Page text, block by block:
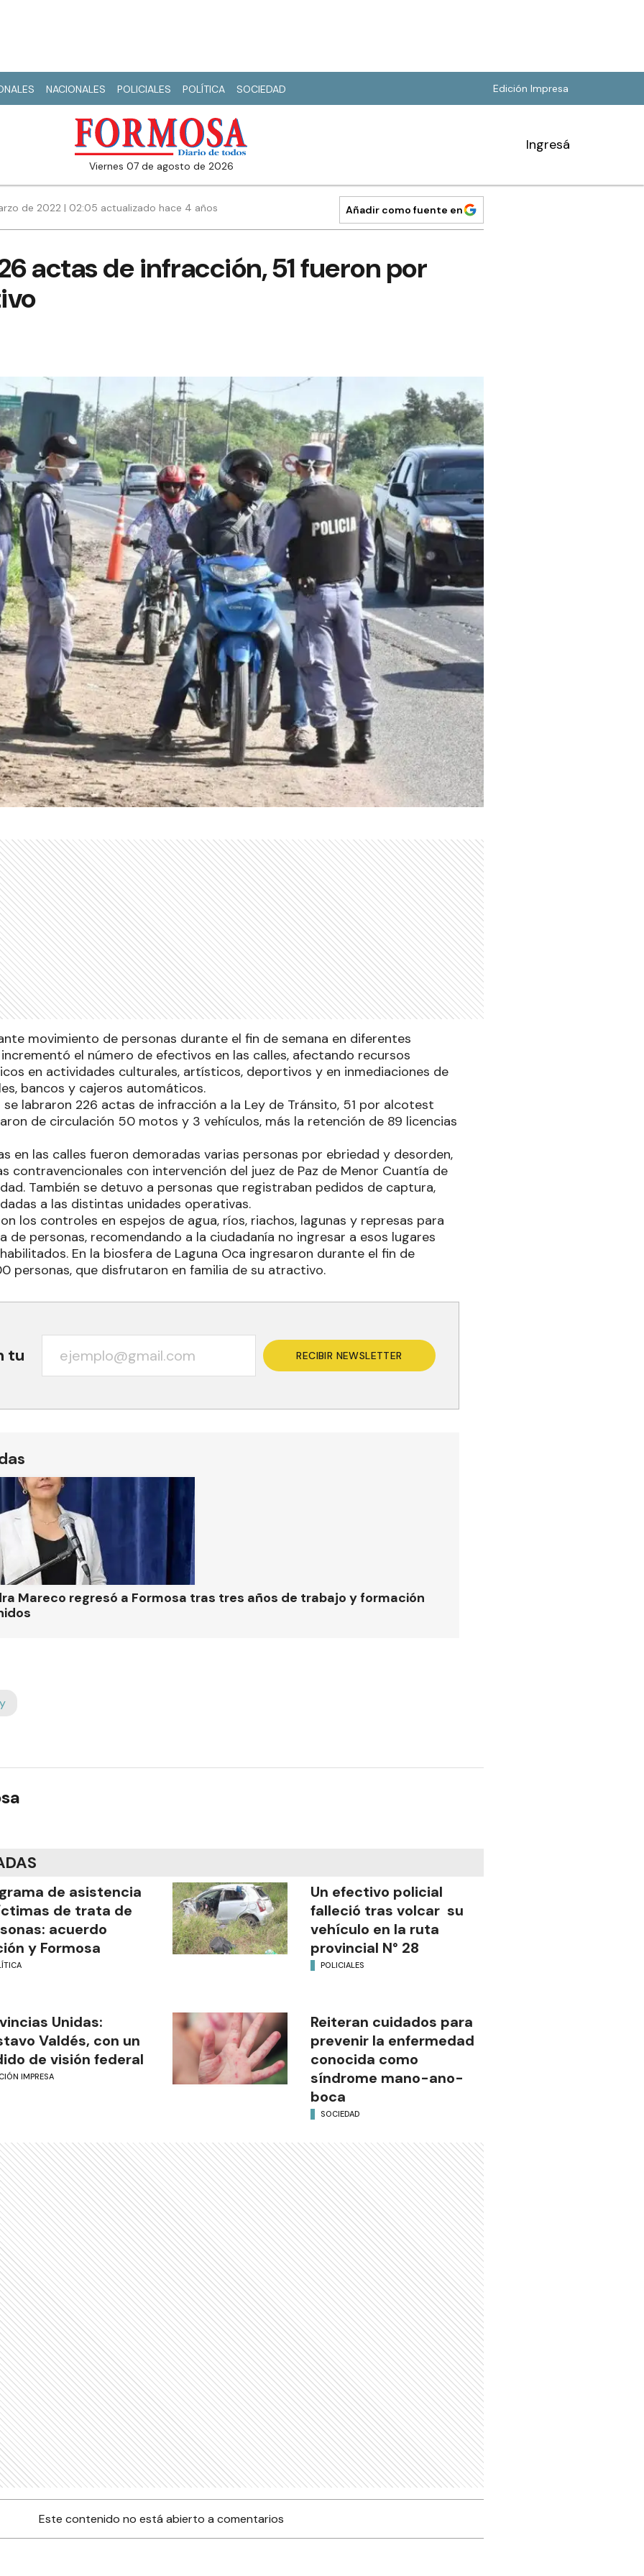
NACIONALES POLICIALES POLÍTICA SOCIEDAD Edición Impresa
viernes 07 de agosto de 2026
Ingresá
de 2022 | 02:05 actualizado hace 4 años Añadir como fuente en
actas de infracción, 51 fueron por
movimiento de personas durante el fin de semana en diferentes
incrementó el número de efectivos en las calles, afectando recursos
en actividades culturales, artísticos, deportivos y en inmediaciones de
bancos y cajeros automáticos.
labraron 226 actas de infracción a la Ley de Tránsito, 51 por alcotest
de circulación 50 motos y 3 vehículos, más la retención de 89 licencias
en las calles fueron demoradas varias personas por ebriedad y desorden,
contravencionales con intervención del juez de Paz de Menor Cuantía de
También se detuvo a personas que registraban pedidos de captura,
a las distintas unidades operativas.
los controles en espejos de agua, ríos, riachos, lagunas y represas para
de personas, recomendando a la ciudadanía no ingresar a esos lugares
En la biosfera de Laguna Oca ingresaron durante el fin de
personas, que disfrutaron en familia de su atractivo.
tu RECIBIR NEWSLETTER
Mareco regresó a Formosa tras tres años de trabajo y formación
de asistencia
de trata de
acuerdo
y Formosa
Un efectivo policial
falleció tras volcar su
vehículo en la ruta
provincial N° 28
POLICIALES
Unidas:
Valdés, con un
de visión federal
IMPRESA
Reiteran cuidados para
prevenir la enfermedad
conocida como
síndrome mano-ano-
boca
SOCIEDAD
Este contenido no está abierto a comentarios